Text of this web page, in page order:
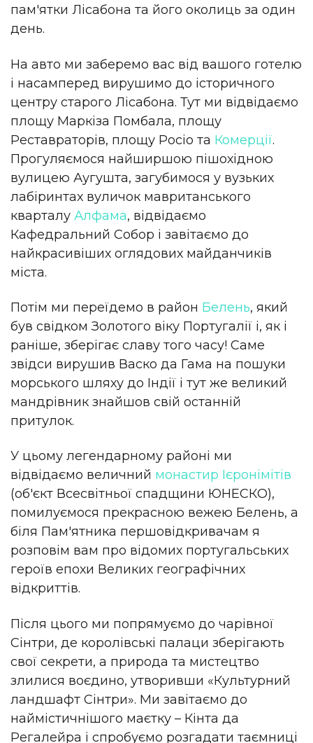
пам'ятки Лісабона та його околиць за один
день.
На авто ми заберемо вас від вашого готелю
і насамперед вирушимо до історичного
центру старого Лісабона. Тут ми відвідаємо
площу Маркіза Помбала, площу
Реставраторів, площу Росіо та Комерції.
Прогуляємося найширшою пішохідною
вулицею Аугушта, загубимося у вузьких
лабіринтах вуличок мавританського
кварталу Алфама, відвідаємо
Кафедральний Собор і завітаємо до
найкрасивіших оглядових майданчиків
міста.
Потім ми переїдемо в район Белень, який
був свідком Золотого віку Португалії і, як і
раніше, зберігає славу того часу! Саме
звідси вирушив Васко да Гама на пошуки
морського шляху до Індії і тут же великий
мандрівник знайшов свій останній
притулок.
У цьому легендарному районі ми
відвідаємо величний монастир Ієронімітів
(об'єкт Всесвітньої спадщини ЮНЕСКО),
помилуємося прекрасною вежею Белень, а
біля Пам'ятника першовідкривачам я
розповім вам про відомих португальських
героїв епохи Великих географічних
відкриттів.
Після цього ми попрямуємо до чарівної
Сінтри, де королівські палаци зберігають
свої секрети, а природа та мистецтво
злилися воєдино, утворивши «Культурний
ландшафт Сінтри». Ми завітаємо до
наймістичнішого маєтку – Кінта да
Регалейра і спробуємо розгадати таємниці